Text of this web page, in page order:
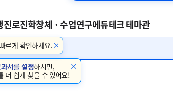
르게 확인하세요.
진로진학창체 · 수업연구에듀테크 테마관
서를 설정하시면,
더 쉽게 찾을 수 있어요!